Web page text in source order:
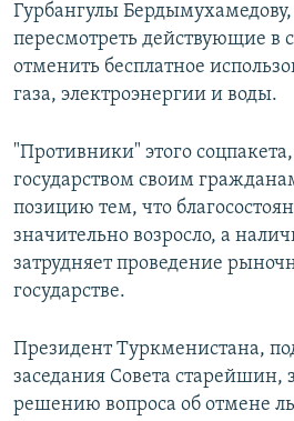
Гурбангулы
пересмотреть действующие в
отменить бесплатное
газа, электроэнергии и воды.
"Противники" этого
государством своим
позицию тем, что
значительно возросло, а
затрудняет проведение
государстве.
Президент Туркменистана,
заседания Совета старейшин,
решению вопроса об отмене